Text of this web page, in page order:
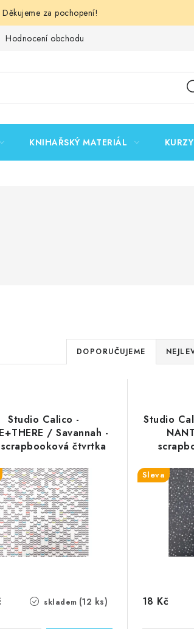
za pochopení!
Hodnocení obchodu
KNIHAŘSKÝ MATERIÁL
Ř
a
e
n
í
p
r
o
d
k
DOPORUČUJEME
Studio Calico -
/ Savannah -
čtvrtka
skladem (12 ks)
Studio
Sleva
18 Kč